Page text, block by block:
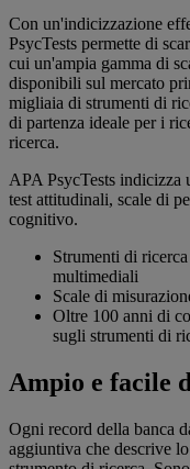
Con un'indicizzazione
PsycTests permette di
cui un'ampia gamma di
disponibili sul mercato
migliaia di strumenti di
di partenza ideale per i
ricerca.
APA PsycTests indicizza
test attitudinali, scale di
cognitivo.
Strumenti di
multimediali
Scale di
Oltre 100 anni di
sugli strumenti di
Ampio e facile
Ogni record della banca
aggiuntiva che descrive